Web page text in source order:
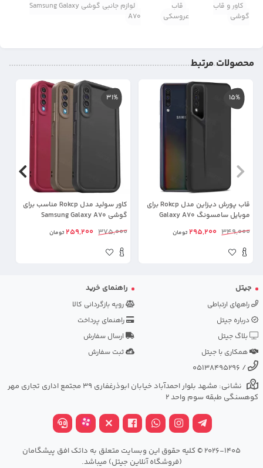
کاور و قاب
گوشی
قاب
عروسکی
لوازم جانبی گوشی Samsung Galaxy
A70
محصولات مرتبط
15%
قاب پورش دیزاین مدل Rokcp برای
موبایل سامسونگ Galaxy A70
349,000
295,200تومان
31%
کاور سولید مدل Rokcp مناسب برای
گوشی Samsung Galaxy A70
375,000
259,200تومان
جیتل
راههای ارتباطی
درباره جیتل
بلاگ جیتل
همکاری با جیتل
راهنمای خرید
رویه بازگردانی کالا
راهنمای پرداخت
ارسال سفارش
ثبت سفارش
/
05138495296
نشانی: مشهد بلوار احمدآباد خیابان ابوذرغفاری 39 مجتمع اداری تجاری مهر
کوهسنگی طبقه سوم واحد 2
2026-1405 © کلیه حقوق این وبسایت متعلق به داتک افق پیشگامان
(فروشگاه آنلاین جیتل) میباشد.